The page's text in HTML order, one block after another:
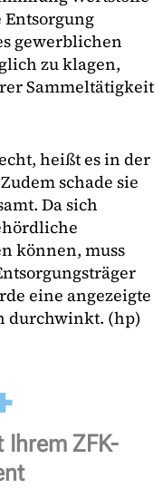
gewerblichen
zu klagen,
Sammeltätigkeit
heißt es in der
schade sie
Da sich
können, muss
eine angezeigte
durchwinkt. (hp)
ZFK-